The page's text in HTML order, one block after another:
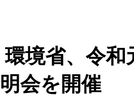
環境省、令和
明会を開催